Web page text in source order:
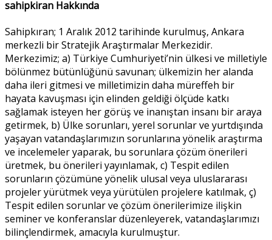
sahipkiran Hakkında
Sahipkıran; 1 Aralık 2012 tarihinde kurulmuş, Ankara
merkezli bir Stratejik Araştırmalar Merkezidir.
Merkezimiz; a) Türkiye Cumhuriyeti’nin ülkesi ve milletiyle
bölünmez bütünlüğünü savunan; ülkemizin her alanda
daha ileri gitmesi ve milletimizin daha müreffeh bir
hayata kavuşması için elinden geldiği ölçüde katkı
sağlamak isteyen her görüş ve inanıştan insanı bir araya
getirmek, b) Ülke sorunları, yerel sorunlar ve yurtdışında
yaşayan vatandaşlarımızın sorunlarına yönelik araştırma
ve incelemeler yaparak, bu sorunlara çözüm önerileri
üretmek, bu önerileri yayınlamak, c) Tespit edilen
sorunların çözümüne yönelik ulusal veya uluslararası
projeler yürütmek veya yürütülen projelere katılmak, ç)
Tespit edilen sorunlar ve çözüm önerilerimize ilişkin
seminer ve konferanslar düzenleyerek, vatandaşlarımızı
bilinçlendirmek, amacıyla kurulmuştur.